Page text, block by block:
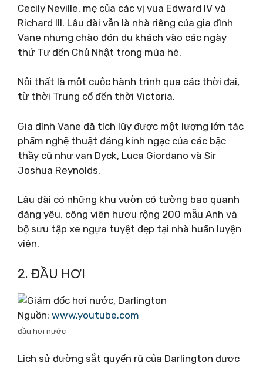
Cecily Neville, mẹ của các vị vua Edward IV và
Richard III. Lâu đài vẫn là nhà riêng của gia đình
Vane nhưng chào đón du khách vào các ngày
thứ Tư đến Chủ Nhật trong mùa hè.
Nội thất là một cuộc hành trình qua các thời đại,
từ thời Trung cổ đến thời Victoria.
Gia đình Vane đã tích lũy được một lượng lớn tác
phẩm nghệ thuật đáng kinh ngạc của các bậc
thầy cũ như van Dyck, Luca Giordano và Sir
Joshua Reynolds.
Lâu đài có những khu vườn có tường bao quanh
đáng yêu, công viên hươu rộng 200 mẫu Anh và
bộ sưu tập xe ngựa tuyệt đẹp tại nhà huấn luyện
viên.
2. ĐẦU HƠI
Nguồn: www.youtube.com
đầu hơi nước
Lịch sử đường sắt quyến rũ của Darlington được